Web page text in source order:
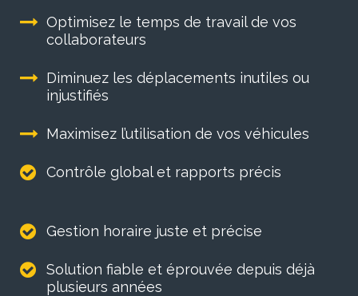
Optimisez le temps de travail de vos
collaborateurs
Diminuez les déplacements inutiles ou
injustifiés
Maximisez l’utilisation de vos véhicules
Contrôle global et rapports précis
Gestion horaire juste et précise
Solution fiable et éprouvée depuis déjà
plusieurs années